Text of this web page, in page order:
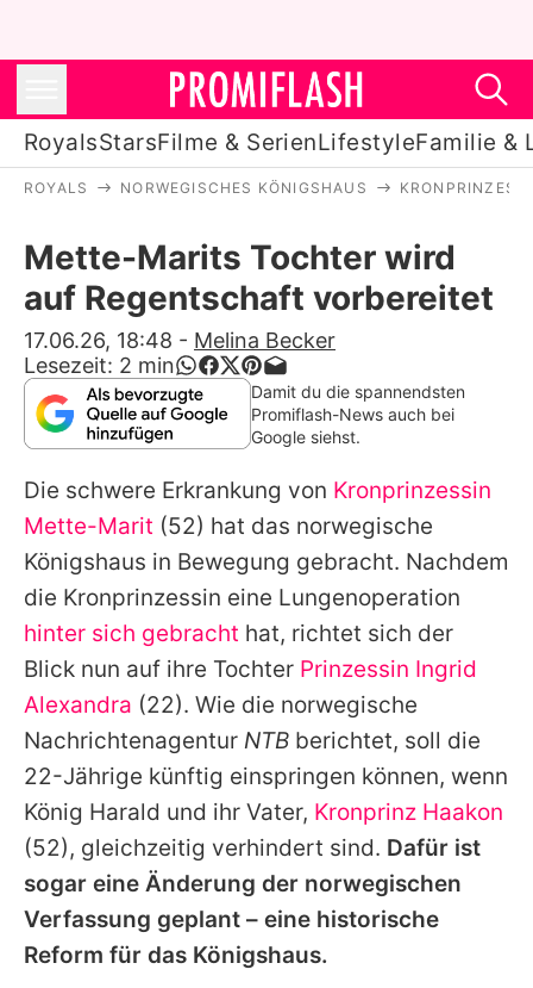
RoyalsStarsFilme & SerienLifestyleFamilie &
Stars
Filme & Serien
Lifestyle
Familie & Liebe
Alle Themen auf Promiflash
Jobs
App runterladen
Team
Redaktionelle Richtlinien
Impressum
Datenschutzerklärung
Nutzungsbedingungen
Utiq verwalten
ROYALS NORWEGISCHES KÖNIGSHAUS
Mette-Marits Tochter wird
auf Regentschaft vorbereitet
17.06.26, 18:48 - Melina Becker
Lesezeit: 2 min
Damit du die spannendsten
Promiflash-News auch bei
Google siehst.
Die schwere Erkrankung von Kronprinzessin
Mette-Marit (52) hat das norwegische
Königshaus in Bewegung gebracht. Nachdem
die Kronprinzessin eine Lungenoperation
hinter sich gebracht hat, richtet sich der
Blick nun auf ihre Tochter Prinzessin Ingrid
Alexandra (22). Wie die norwegische
Nachrichtenagentur NTB berichtet, soll die
22-Jährige künftig einspringen können, wenn
König Harald und ihr Vater, Kronprinz Haakon
(52), gleichzeitig verhindert sind. Dafür ist
sogar eine Änderung der norwegischen
Verfassung geplant – eine historische
Reform für das Königshaus.